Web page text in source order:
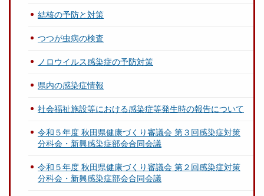
結核の予防と対策
つつが虫病の検査
ノロウイルス感染症の予防対策
県内の感染症情報
社会福祉施設等における感染症等発生時の報告について
令和５年度 秋田県健康づくり審議会 第３回感染症対策
分科会・新興感染症部会合同会議
令和５年度 秋田県健康づくり審議会 第２回感染症対策
分科会・新興感染症部会合同会議